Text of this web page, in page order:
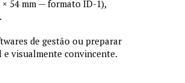
54 mm — formato ID-1),
de gestão ou preparar
e visualmente convincente.